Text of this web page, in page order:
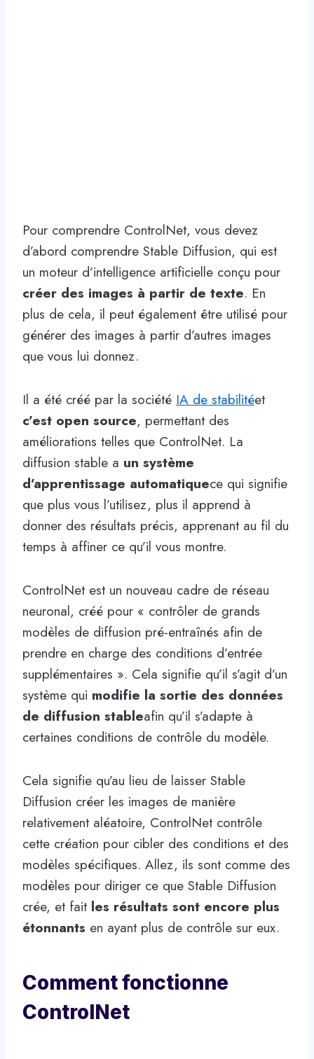
Pour comprendre ControlNet, vous devez
d’abord comprendre Stable Diffusion, qui est
un moteur d’intelligence artificielle conçu pour
créer des images à partir de texte. En
plus de cela, il peut également être utilisé pour
générer des images à partir d’autres images
que vous lui donnez.
Il a été créé par la société IA de stabilitéet
c’est open source, permettant des
améliorations telles que ControlNet. La
diffusion stable a un système
d’apprentissage automatiquece qui signifie
que plus vous l’utilisez, plus il apprend à
donner des résultats précis, apprenant au fil du
temps à affiner ce qu’il vous montre.
ControlNet est un nouveau cadre de réseau
neuronal, créé pour « contrôler de grands
modèles de diffusion pré-entraînés afin de
prendre en charge des conditions d’entrée
supplémentaires ». Cela signifie qu’il s’agit d’un
système qui modifie la sortie des données
de diffusion stableafin qu’il s’adapte à
certaines conditions de contrôle du modèle.
Cela signifie qu’au lieu de laisser Stable
Diffusion créer les images de manière
relativement aléatoire, ControlNet contrôle
cette création pour cibler des conditions et des
modèles spécifiques. Allez, ils sont comme des
modèles pour diriger ce que Stable Diffusion
crée, et fait les résultats sont encore plus
étonnants en ayant plus de contrôle sur eux.
Comment fonctionne
ControlNet